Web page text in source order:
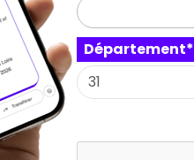
Département*